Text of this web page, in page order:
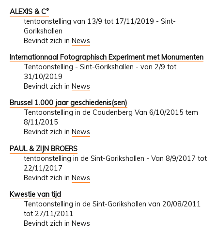
ALEXIS & C°
tentoonstelling van 13/9 tot 17/11/2019 - Sint-
Gorikshallen
Bevindt zich in News
Internationnaal Fotographisch Experiment met Monumenten
Tentoonstelling - Sint-Gorikshallen - van 2/9 tot
31/10/2019
Bevindt zich in News
Brussel 1.000 jaar geschiedenis(sen)
Tentoonstelling in de Coudenberg Van 6/10/2015 tem
8/11/2015
Bevindt zich in News
PAUL & ZIJN BROERS
tentoonstelling in de Sint-Gorikshallen - Van 8/9/2017 tot
22/11/2017
Bevindt zich in News
Kwestie van tijd
Tentoonstelling in de Sint-Gorikshallen van 20/08/2011
tot 27/11/2011
Bevindt zich in News